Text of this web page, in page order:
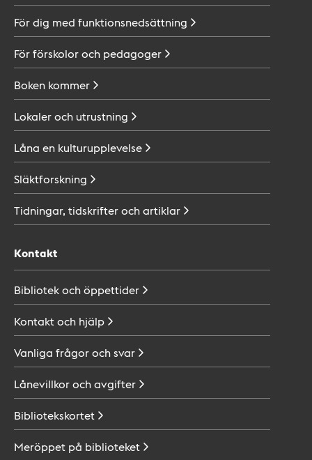
För dig med funktionsnedsättning
För förskolor och pedagoger
Boken kommer
Lokaler och utrustning
Låna en kulturupplevelse
Släktforskning
Tidningar, tidskrifter ochartiklar
Kontakt
Bibliotek ochöppettider
Kontakt och hjälp
Vanliga frågor ochsvar
Lånevillkor ochavgifter
Bibliotekskortet
Meröppet på biblioteket